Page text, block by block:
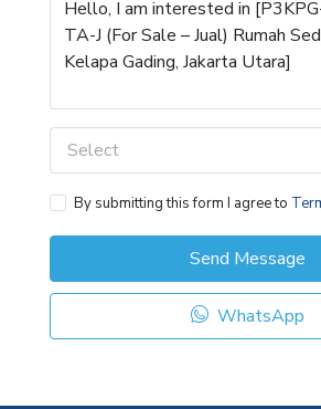
Select
By submitting this form I agree to
Send Message
WhatsApp